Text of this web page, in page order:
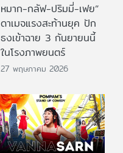
หมาก-กลัฟ-ปริมมี่-เฟย”
ดาเมจแรงสะท้านยุค ปัก
ธงเข้าฉาย 3 กันยายนนี้
ในโรงภาพยนตร์
27 พฤษภาคม 2026